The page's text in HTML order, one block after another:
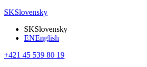
SKSlovensky
SKSlovensky
ENEnglish
+421 45 539 80 19